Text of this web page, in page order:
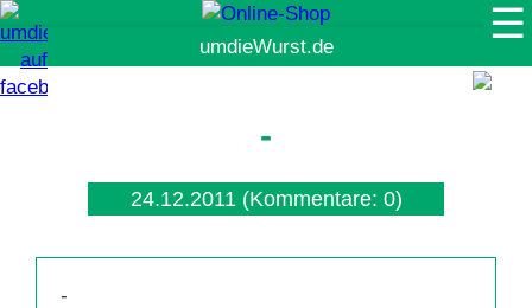
-
24.12.2011(Kommentare: 0)
-
☰